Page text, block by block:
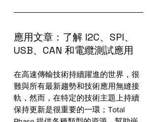
應用文章：了解 I2C、SPI、
USB、CAN 和電纜測試應用
在高速傳輸技術持續躍進的世界，很
難與所有最新趨勢和技術應用無縫接
軌，然而，在特定的技術主題上持續
保持更新是很重要的一環；Total